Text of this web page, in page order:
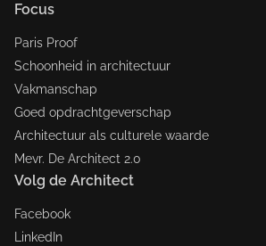
Focus
Paris Proof
Schoonheid in architectuur
Vakmanschap
Goed opdrachtgeverschap
Architectuur als culturele waarde
Mevr. De Architect 2.0
Volg de Architect
Facebook
LinkedIn